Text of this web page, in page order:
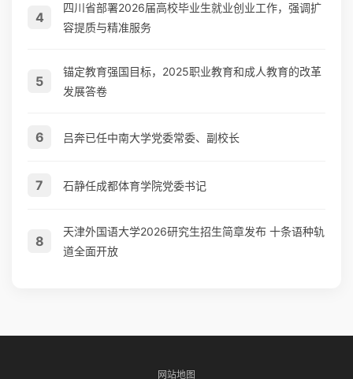
4
四川省部署2026届高校毕业生就业创业工作，强调扩
容提质与精准服务
5
锚定教育强国目标，2025职业教育和成人教育的改革
发展答卷
6 吕奔已任中南大学党委常委、副校长
7 石静任成都体育学院党委书记
8
天津外国语大学2026研究生招生简章发布 十条语种轨
道全面开放
网站地图